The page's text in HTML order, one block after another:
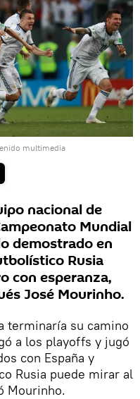
multimedia
nacional de
Mundial
demostrado en
Rusia
con esperanza,
José Mourinho.
terminaría su camino
a los playoffs y jugó
con España y
Rusia puede mirar al
Mourinho.